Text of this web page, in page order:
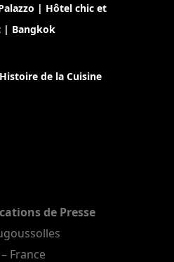
| Hôtel chic et
| Bangkok
de la Cuisine
de Presse
France